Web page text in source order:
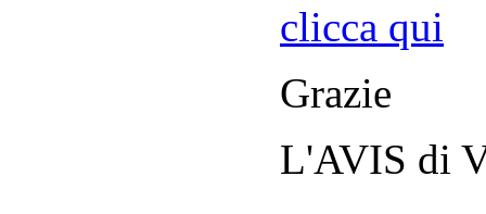
clicca qui
Grazie
L'AVIS di